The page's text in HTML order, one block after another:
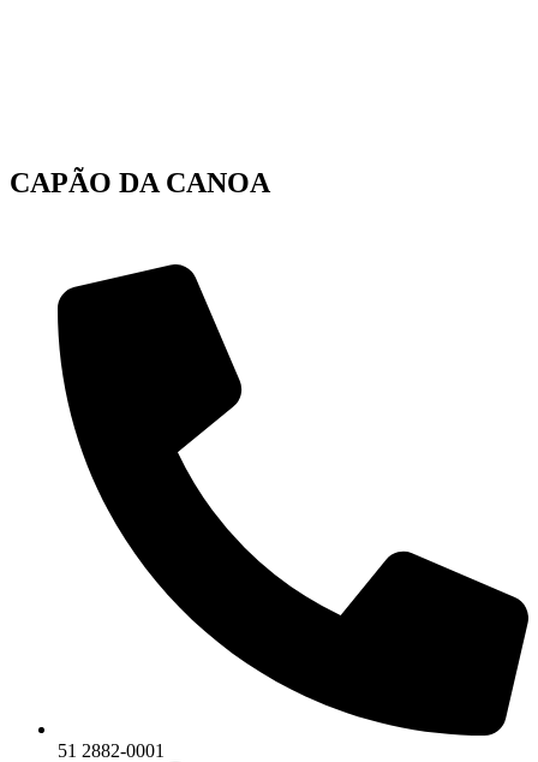
CAPÃO DA CANOA
51 2882-0001